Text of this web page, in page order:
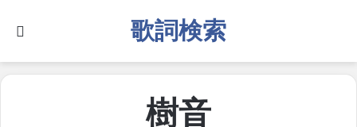
歌詞検索
樹音